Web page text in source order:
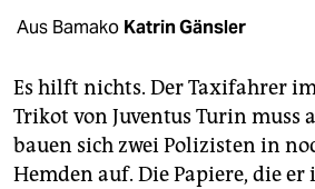
shop
fragen & hilfe
unterstützen
abo
Aus Bamako Katrin Gänsler
Es hilft nichts. Der Taxifahrer
Trikot von Juventus Turin muss
bauen sich zwei Polizisten in
Hemden auf. Die Papiere, die